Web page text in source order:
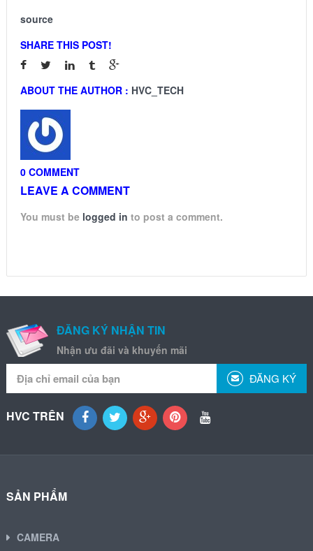
source
SHARE THIS POST!
ABOUT THE AUTHOR : HVC_TECH
0 COMMENT
LEAVE A COMMENT
You must be logged in to post a comment.
ĐĂNG KÝ NHẬN TIN
Nhận ưu đãi và khuyến mãi
ĐĂNG KÝ
HVC TRÊN
SẢN PHẨM
CAMERA